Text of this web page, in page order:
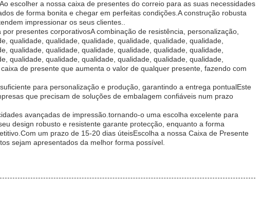
escolher a nossa caixa de presentes do correio para as suas necessidades
de forma bonita e chegar em perfeitas condições.A construção robusta
impressionar os seus clientes..
presentes corporativosA combinação de resistência, personalização,
qualidade, qualidade, qualidade, qualidade, qualidade, qualidade,
qualidade, qualidade, qualidade, qualidade, qualidade, qualidade,
qualidade, qualidade, qualidade, qualidade, qualidade, qualidade,
de presente que aumenta o valor de qualquer presente, fazendo com
para personalização e produção, garantindo a entrega pontualEste
que precisam de soluções de embalagem confiáveis num prazo
avançadas de impressão.tornando-o uma escolha excelente para
design robusto e resistente garante protecção, enquanto a forma
um prazo de 15-20 dias úteisEscolha a nossa Caixa de Presente
sejam apresentados da melhor forma possível.